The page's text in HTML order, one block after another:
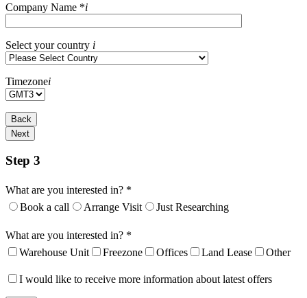
Company Name *i
Select your country i
Timezonei
Back
Next
Step 3
What are you interested in? *
Book a call
Arrange Visit Just Researching
What are you interested in? *
Warehouse Unit
Freezone Offices Land Lease Other
I would like to receive more information about latest offers